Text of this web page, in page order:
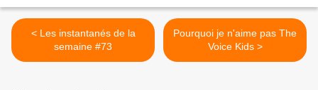
< Les instantanés de la
semaine #73
Pourquoi je n'aime pas The
Voice Kids >